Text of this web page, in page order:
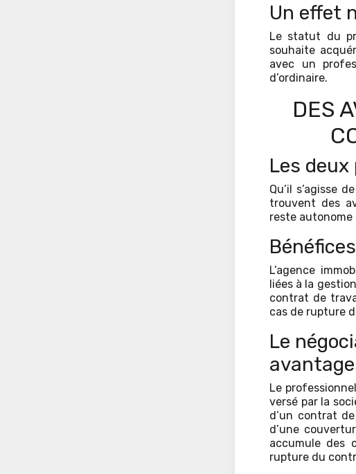
Un effet
Le statut du
souhaite
avec un
d’ordinaire.
DES
Les
Qu’il s’agisse
trouvent des
reste autonome
L’agence
liées à la
contrat de
cas de rupture
Le
Le
versé par la
d’un contrat
d’une
accumule des
rupture du